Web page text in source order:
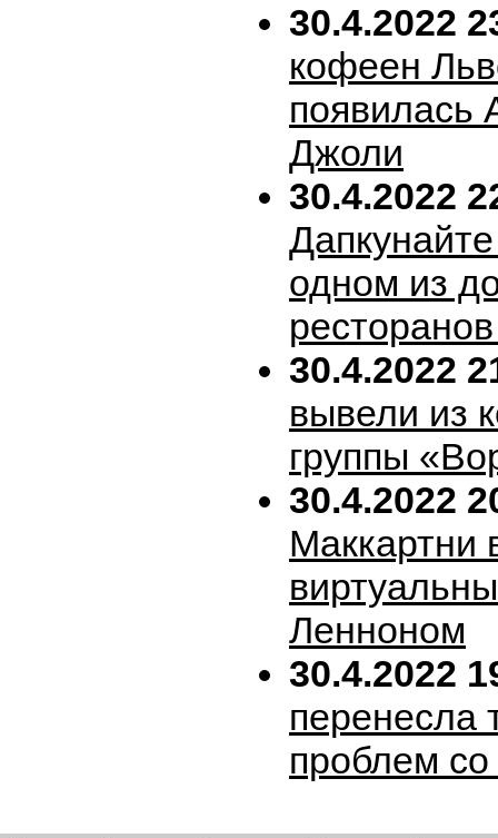
30.4.2022
кофеен
появилась
Джоли
30.4.2022
одном из
30.4.2022
вывели из
группы
30.4.2022
Маккартни
Ленноном
30.4.2022
перенесла
проблем